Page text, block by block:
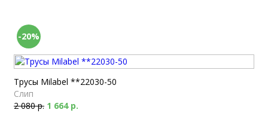
-20%
Трусы Milabel **22030-50
Слип
2 080 р. 1 664 р.